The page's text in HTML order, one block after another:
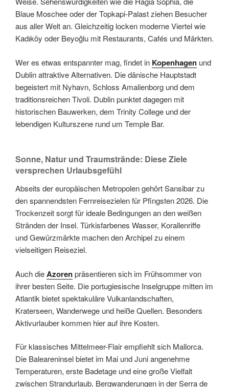
Blaue Moschee oder der Topkapi-Palast ziehen Besucher
aus aller Welt an. Gleichzeitig locken moderne Viertel wie
Kadıköy oder Beyoğlu mit Restaurants, Cafés und Märkten.
Wer es etwas entspannter mag, findet in Kopenhagen und
Dublin attraktive Alternativen. Die dänische Hauptstadt
begeistert mit Nyhavn, Schloss Amalienborg und dem
traditionsreichen Tivoli. Dublin punktet dagegen mit
historischen Bauwerken, dem Trinity College und der
lebendigen Kulturszene rund um Temple Bar.
Sonne, Natur und Traumstrände: Diese Ziele
versprechen Urlaubsgefühl
Abseits der europäischen Metropolen gehört Sansibar zu
den spannendsten Fernreisezielen für Pfingsten 2026. Die
Trockenzeit sorgt für ideale Bedingungen an den weißen
Stränden der Insel. Türkisfarbenes Wasser, Korallenriffe
und Gewürzmärkte machen den Archipel zu einem
vielseitigen Reiseziel.
Auch dieAzorenpräsentieren sich im Frühsommer von
ihrer besten Seite. Die portugiesische Inselgruppe mitten im
Atlantik bietet spektakuläre Vulkanlandschaften,
Kraterseen, Wanderwege und heiße Quellen. Besonders
Aktivurlauber kommen hier auf ihre Kosten.
Für klassisches Mittelmeer-Flair empfiehlt sich Mallorca.
Die Baleareninsel bietet im Mai und Juni angenehme
Temperaturen, erste Badetage und eine große Vielfalt
zwischen Strandurlaub, Bergwanderungen in der Serra de